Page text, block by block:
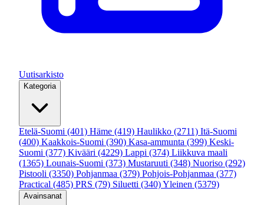
Uutisarkisto
Kategoria
Etelä-Suomi (401) Häme (419) Haulikko (2711) Itä-Suomi
(400) Kaakkois-Suomi (390) Kasa-ammunta (399) Keski-
Suomi (377) Kivääri (4229) Lappi (374) Liikkuva maali
(1365) Lounais-Suomi (373) Mustaruuti (348) Nuoriso (292)
Pistooli (3350) Pohjanmaa (379) Pohjois-Pohjanmaa (377)
Practical (485) PRS (79) Siluetti (340)Yleinen (5379)
Avainsanat